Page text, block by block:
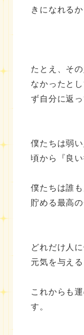
きになれるか
たとえ、そ
なかったと
ず自分に返っ
僕たちは弱
頃から『良
僕たちは誰
貯める最高
どれだけ人
元気を与える
これからも
す。